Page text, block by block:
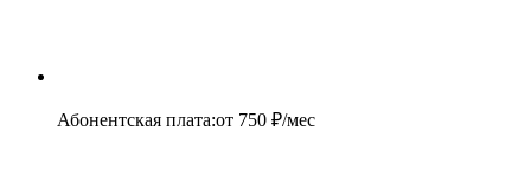
Абонентская плата:от 750 ₽/мес